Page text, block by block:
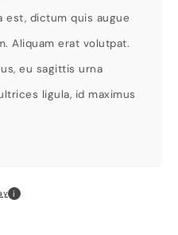
est, dictum quis augue
Aliquam erat volutpat.
eu sagittis urna
ligula, id maximus
i